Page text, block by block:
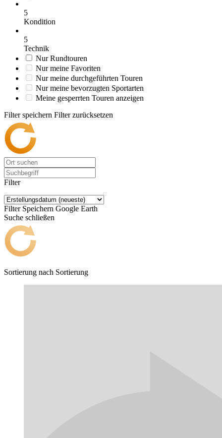
5
Kondition
5
Technik
Nur Rundtouren
Nur meine Favoriten
Nur meine durchgeführten Touren
Nur meine bevorzugten Sportarten
Meine gesperrten Touren anzeigen
Filter speichern Filter zurücksetzen
Filter
Filter Speichern Google Earth
Suche schließen
Sortierung nach Sortierung